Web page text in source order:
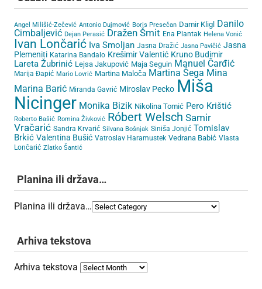
Angel Milišić-Zečević Antonio Dujmović Boris Presečan Damir Kligl Danilo
Cimbaljević Dejan Perasić Dražen Šmit Ena Plantak Helena Vonić
Ivan Lončarić Iva Smoljan Jasna Dražić Jasna Pavičić Jasna
Plemeniti Katarina Bandalo Krešimir Valentić Kruno Budimir
Lareta Žubrinić Lejsa Jakupović Maja Seguin Manuel Čarđić
Marija Đapić Mario Lovrić Martina Maloča Martina Šega Mina
Marina Barić Miranda Gavrić Miroslav Pecko Miša
Nicinger Monika Bizik Nikolina Tomić Pero Krištić
Roberto Bašić Romina Živković Róbert Welsch Samir
Vračarić Sandra Krvarić Silvana Bošnjak Siniša Jonjić Tomislav
Brkić Valentina Bušić Vatroslav Haramustek Vedrana Babić Vlasta
Lončarić Zlatko Šantić
Planina ili država…
Planina ili država…
Arhiva tekstova
Arhiva tekstova